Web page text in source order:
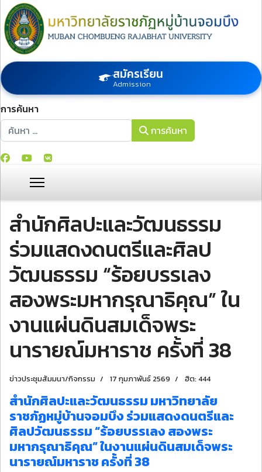
สมัครเรียน
Admission
การค้นหา
การค้นหา
การค้นหา
สำนักศิลปะและวัฒนธรรม
ร่วมแสดงดนตรีและศิลป
วัฒนธรรม “ร้อยบรรเลง
สองพระมหากรุณาธิคุณ” ใน
งานแผ่นดินสมเด็จพระ
นารายณ์มหาราช ครั้งที่ 38
ข่าวประชุมสัมมนา/กิจกรรม 17 กุมภาพันธ์ 2569 ฮิต: 444
สำนักศิลปะและวัฒนธรรม มหาวิทยาลัย
ราชภัฏหมู่บ้านจอมบึง ร่วมแสดงดนตรีและ
ศิลปวัฒนธรรม “ร้อยบรรเลง สองพระ
มหากรุณาธิคุณ” ในงานแผ่นดินสมเด็จพระ
นารายณ์มหาราช ครั้งที่ 38